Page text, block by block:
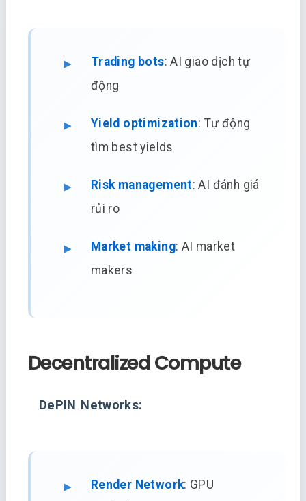
Trading bots: AI giao dịch tự
động
Yield optimization: Tự động
tìm best yields
Risk management: AI đánh giá
rủi ro
Market making: AI market
makers
Decentralized Compute
DePIN Networks:
Render Network: GPU